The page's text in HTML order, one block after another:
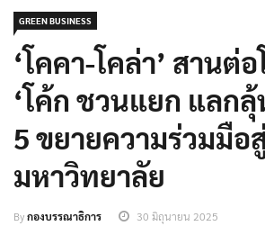
GREEN BUSINESS
‘โคคา-โคล่า’ สานต่อ
‘โค้ก ชวนแยก แลก
5 ขยายความร่วมมือ
มหาวิทยาลัย
Byกองบรรณาธิการ 30 มิถุนายน 2025